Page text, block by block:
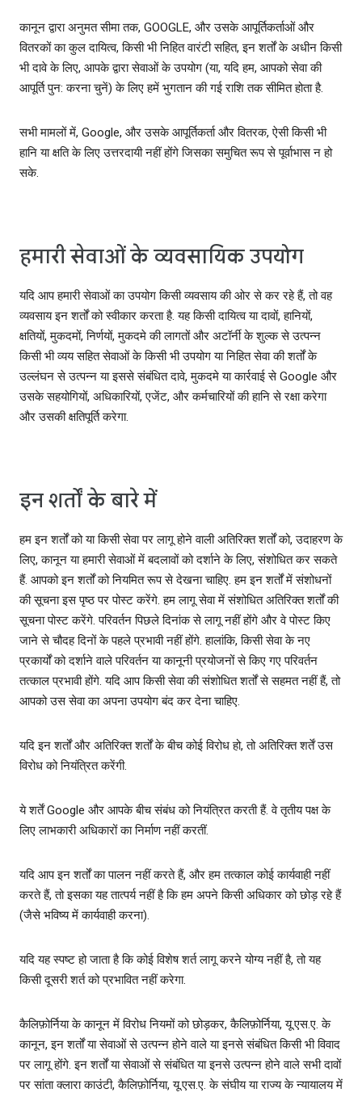
कानून द्वारा अनुमत सीमा तक, GOOGLE, और उसके आपूर्तिकर्ताओं और
वितरकों का कुल दायित्‍व, किसी भी निहित वारंटी सहित, इन शर्तों के अधीन किसी
भी दावे के लिए, आपके द्वारा सेवाओं के उपयोग (या, यदि हम, आपको सेवा की
आपूर्ति पुन: करना चुनें) के लिए हमें भुगतान की गई राशि तक सीमित होता है.
सभी मामलों में, Google, और उसके आपूर्तिकर्ता और वितरक, ऐसी किसी भी
हानि या क्षति के लिए उत्तरदायी नहीं होंगे जिसका समुचित रूप से पूर्वाभास न हो
सके.
हमारी सेवाओं के व्यवसायिक उपयोग
यदि आप हमारी सेवाओं का उपयोग किसी व्‍यवसाय की ओर से कर रहे हैं, तो वह
व्‍यवसाय इन शर्तों को स्‍वीकार करता है. यह किसी दायित्व या दावों, हानियों,
क्षतियों, मुकदमों, निर्णयों, मुकदमे की लागतों और अटॉर्नी के शुल्क से उत्पन्न
किसी भी व्यय सहित सेवाओं के किसी भी उपयोग या निहित सेवा की शर्तों के
उल्लंघन से उत्पन्न या इससे संबंधित दावे, मुकदमे या कार्रवाई से Google और
उसके सहयोगियों, अधिकारियों, एजेंट, और कर्मचारियों की हानि से रक्षा करेगा
और उसकी क्षतिपूर्ति करेगा.
इन शर्तों के बारे में
हम इन शर्तों को या किसी सेवा पर लागू होने वाली अतिरिक्त शर्तों को, उदाहरण के
लिए, कानून या हमारी सेवाओं में बदलावों को दर्शाने के लिए, संशोधित कर सकते
हैं. आपको इन ‍शर्तों को नियमित रूप से देखना चाहिए. हम इन शर्तों में संशोधनों
की सूचना इस पृष्ठ पर पोस्‍ट करेंगे. हम लागू सेवा में संशोधित अतिरिक्‍त शर्तों की
सूचना पोस्‍ट करेंगे. परिवर्तन पिछले दिनांक से लागू नहीं होंगे और वे पोस्‍ट किए
जाने से चौदह दिनों के पहले प्रभावी नहीं होंगे. हालांकि, किसी सेवा के नए
प्रकार्यों को दर्शाने वाले परिवर्तन या कानूनी प्रयोजनों से किए गए परिवर्तन
तत्‍काल प्रभावी होंगे. यदि आप किसी सेवा की संशोधित शर्तों से सहमत नहीं हैं, तो
आपको उस सेवा का अपना उपयोग बंद कर देना चाहिए.
यदि इन शर्तों और अतिरिक्‍त शर्तों के बीच कोई विरोध हो, तो अतिरिक्‍त शर्तें उस
विरोध को नियंत्रित करेंगी.
ये शर्तें Google और आपके बीच संबंध को नियंत्रित करती हैं. वे तृतीय पक्ष के
लिए लाभकारी अधिकारों का निर्माण नहीं करतीं.
यदि आप इन शर्तों का पालन नहीं करते हैं, और हम तत्‍काल कोई कार्यवाही नहीं
करते हैं, तो इसका यह तात्पर्य नहीं है कि हम अपने किसी अधिकार को छोड़ रहे हैं
(जैसे भविष्‍य में कार्यवाही करना).
यदि यह स्पष्ट हो जाता है कि कोई विशेष शर्त लागू करने योग्‍य नहीं है, तो यह
किसी दूसरी शर्त को प्रभावित नहीं करेगा.
कैलिफ़ोर्निया के कानून में विरोध नियमों को छोड़कर, कैलिफ़ोर्निया, यू.एस.ए. के
कानून, इन शर्तों या सेवाओं से उत्पन्‍न होने वाले या इनसे संबंधित किसी भी विवाद
पर लागू होंगे. इन शर्तों या सेवाओं से संबंधित या इनसे उत्पन्न होने वाले सभी दावों
पर सांता क्लारा काउंटी, कैलिफ़ोर्निया, यू.एस.ए. के संघीय या राज्य के न्यायालय में